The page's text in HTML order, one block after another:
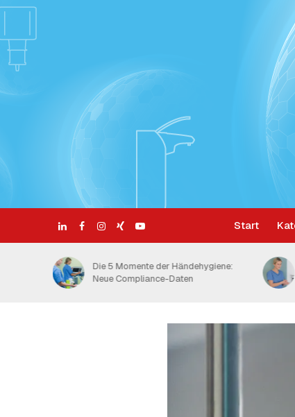
Start
Die 5 Momente der Händehygiene:
Neue Compliance-Daten